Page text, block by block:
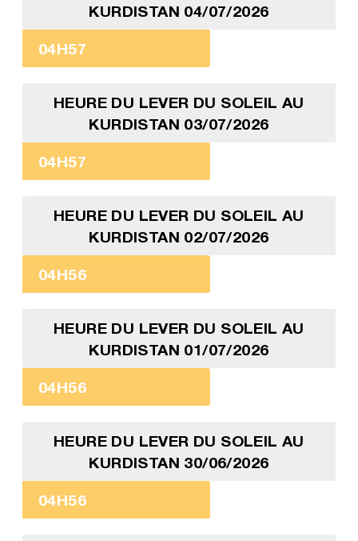
KURDISTAN 04/07/2026
04H57
HEURE DU LEVER DU SOLEIL AU
KURDISTAN 03/07/2026
04H57
HEURE DU LEVER DU SOLEIL AU
KURDISTAN 02/07/2026
04H56
HEURE DU LEVER DU SOLEIL AU
KURDISTAN 01/07/2026
04H56
HEURE DU LEVER DU SOLEIL AU
KURDISTAN 30/06/2026
04H56